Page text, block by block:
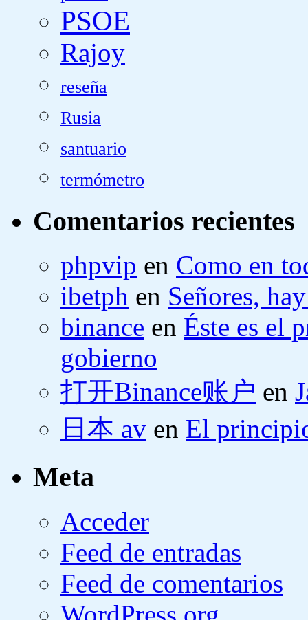
PSOE
Rajoy
reseña
Rusia
santuario
termómetro
Comentarios recientes
phpvip en Como en
ibetph en Señores,
binance en Éste es el
gobierno
打开Binance账户 en
日本 av en El
Meta
Acceder
Feed de entradas
Feed de comentarios
WordPress.org